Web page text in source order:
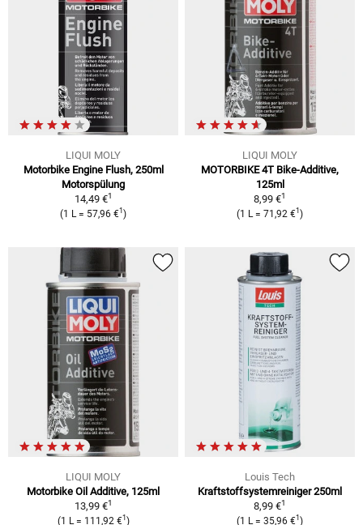
LIQUI MOLY
Motorbike Engine Flush, 250ml
Motorspülung
14,49 €1
(1 L = 57,96 €1 )
LIQUI MOLY
MOTORBIKE 4T Bike-Additive,
125ml
8,99 €1
(1 L = 71,92 €1 )
LIQUI MOLY
Motorbike Oil Additive, 125ml
13,99 €1
(1 L = 111,92 €1 )
Louis Tech
Kraftstoffsystemreiniger 250ml
8,99 €1
(1 L = 35,96 €1 )